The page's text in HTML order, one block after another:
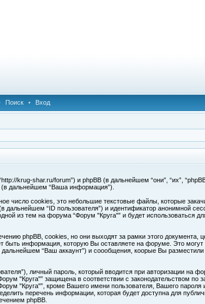
Поиск • Вход
krug-shar.ru/forum”) и phpBB (в дальнейшем “они”, “их”,
дальнейшем “Ваша информация”).
число cookies, это небольшие текстовые файлы, которые
“ID пользователя”) и идентификатор анонимной
из тем на форума “Форум "Круга"” и будет использоваться
phpBB, cookies, но они выходят за рамки этого документа,
информация, которую Вы оставляете на форуме. Это
“Ваш аккаунт”) и соообщения, коорые Вы
личный пароль, который вводится при авторизации на
"Круга"” защищена в соответствии с законодательством по
"Круга"”, кроме Вашего имени пользователя, Вашего пароля
перечень информации, которая будет доступна для
phpBB.